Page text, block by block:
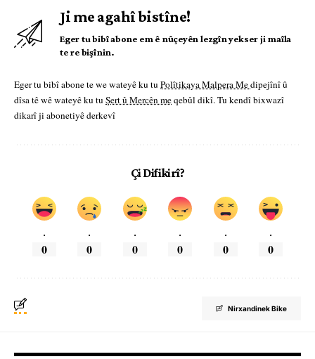
Ji me agahî bistîne!
Eger tu bibî abone em ê nûçeyên lezgîn yekser ji maîla
te re bişînin.
Eger tu bibî abone te we wateyê ku tu Polîtikaya Malpera Medipejînî û
dîsa tê wê wateyê ku tu Şert û Mercên meqebûl dikî. Tu kendî bixwazî
dikarî ji abonetiyê derkevî
Çi Difikirî?
.
0
.
0
.
0
.
0
.
0
.
0
Nirxandinek Bike